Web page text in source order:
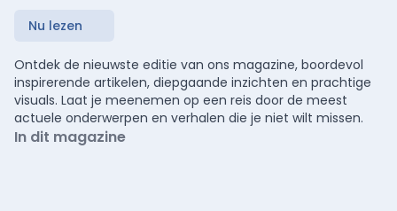
Nu lezen
Ontdek de nieuwste editie van ons magazine, boordevol
inspirerende artikelen, diepgaande inzichten en prachtige
visuals. Laat je meenemen op een reis door de meest
actuele onderwerpen en verhalen die je niet wilt missen.
In dit magazine